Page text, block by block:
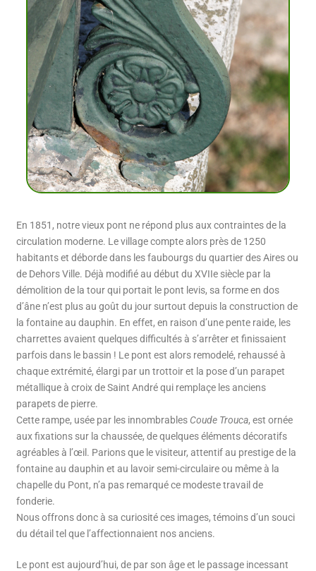
En 1851, notre vieux pont ne répond plus aux contraintes de la
circulation moderne. Le village compte alors près de 1250
habitants et déborde dans les faubourgs du quartier des Aires ou
de Dehors Ville. Déjà modifié au début du XVIIe siècle par la
démolition de la tour qui portait le pont levis, sa forme en dos
d’âne n’est plus au goût du jour surtout depuis la construction de
la fontaine au dauphin. En effet, en raison d’une pente raide, les
charrettes avaient quelques difficultés à s’arrêter et finissaient
parfois dans le bassin ! Le pont est alors remodelé, rehaussé à
chaque extrémité, élargi par un trottoir et la pose d’un parapet
métallique à croix de Saint André qui remplaçe les anciens
parapets de pierre.
Cette rampe, usée par les innombrables Coude Trouca, est ornée
aux fixations sur la chaussée, de quelques éléments décoratifs
agréables à l’œil. Parions que le visiteur, attentif au prestige de la
fontaine au dauphin et au lavoir semi-circulaire ou même à la
chapelle du Pont, n’a pas remarqué ce modeste travail de
fonderie.
Nous offrons donc à sa curiosité ces images, témoins d’un souci
du détail tel que l’affectionnaient nos anciens.
Le pont est aujourd’hui, de par son âge et le passage incessant